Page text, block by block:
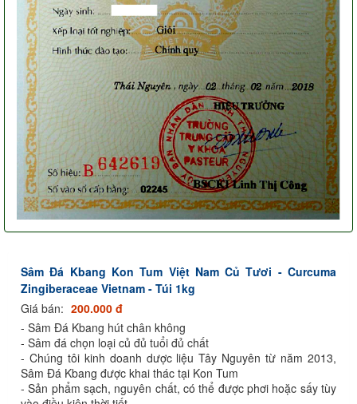
Sâm Đá Kbang Kon Tum Việt Nam Củ Tươi - Curcuma
Zingiberaceae Vietnam - Túi 1kg
Giá bán: 200.000 đ
- Sâm Đá Kbang hút chân không
- Sâm đá chọn loại củ đủ tuổi đủ chất
- Chúng tôi kinh doanh dược liệu Tây Nguyên từ năm 2013,
Sâm Đá Kbang được khai thác tại Kon Tum
- Sản phẩm sạch, nguyên chất, có thể được phơi hoặc sấy tùy